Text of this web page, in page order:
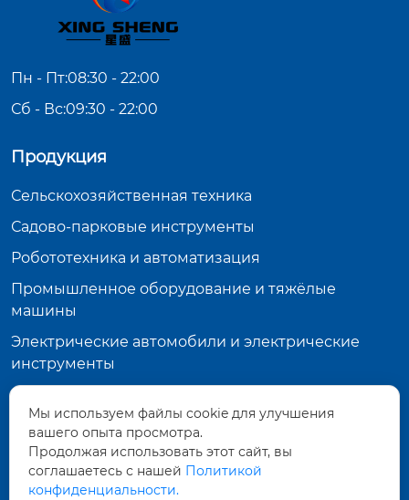
Пн - Пт:08:30 - 22:00
Сб - Вс:09:30 - 22:00
Продукция
Сельскохозяйственная техника
Садово-парковые инструменты
Робототехника и автоматизация
Промышленное оборудование и тяжёлые
машины
Электрические автомобили и электрические
инструменты
Планетарный зубчатый редуктор
Контактная информация
Здание 19-102, долина Ляндун У, Фэнхуа,
Нинбо, Чжэцзян
Мы используем файлы cookie для улучшения
вашего опыта просмотра.
Продолжая использовать этот сайт, вы
соглашаетесь с нашей Политикой
конфиденциальности.